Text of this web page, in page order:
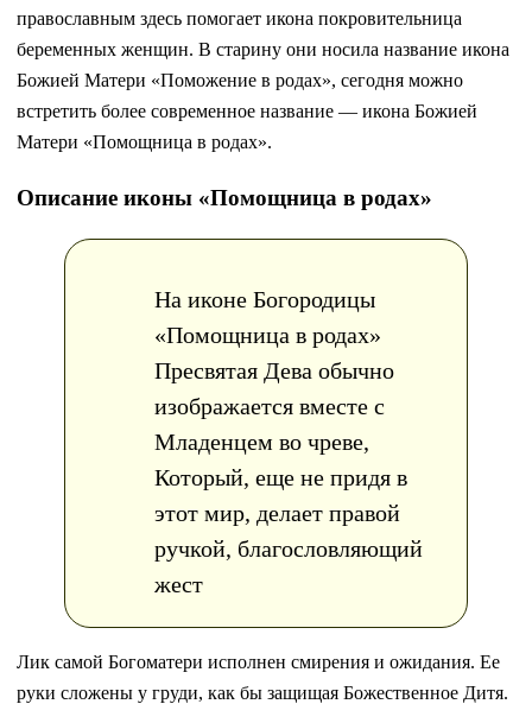
православным здесь помогает икона покровительница
беременных женщин. В старину они носила название икона
Божией Матери «Поможение в родах», сегодня можно
встретить более современное название — икона Божией
Матери «Помощница в родах».
Описание иконы «Помощница в родах»
На иконе Богородицы
«Помощница в родах»
Пресвятая Дева обычно
изображается вместе с
Младенцем во чреве,
Который, еще не придя в
этот мир, делает правой
ручкой, благословляющий
жест
Лик самой Богоматери исполнен смирения и ожидания. Ее
руки сложены у груди, как бы защищая Божественное Дитя.